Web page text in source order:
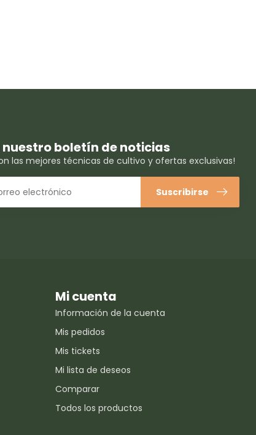
nuestro boletín de noticias
las mejores técnicas de cultivo y ofertas exclusivas!
Suscribirse
Mi cuenta
Información de la cuenta
Mis pedidos
Mis tickets
Mi lista de deseos
Comparar
Todos los productos